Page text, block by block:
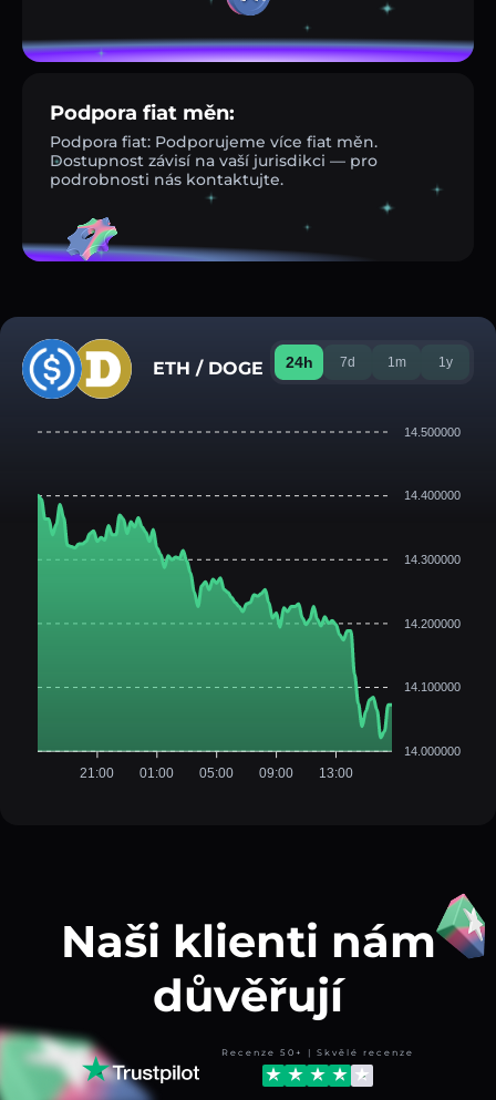
Podpora fiat měn:
Podpora fiat: Podporujeme více fiat měn.
Dostupnost závisí na vaší jurisdikci — pro
podrobnosti nás kontaktujte.
ETH / DOGE 24h 7d 1m 1y
14.500000
14.400000
14.300000
14.200000
14.100000
14.000000
21:00 01:00 05:00 09:00 13:00
Naši klienti nám
důvěřují
Recenze 50+ | Skvělé recenze